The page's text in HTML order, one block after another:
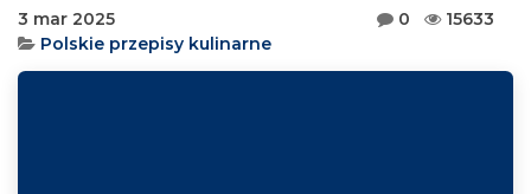
3 mar 2025 0
15633
Polskie przepisy kulinarne